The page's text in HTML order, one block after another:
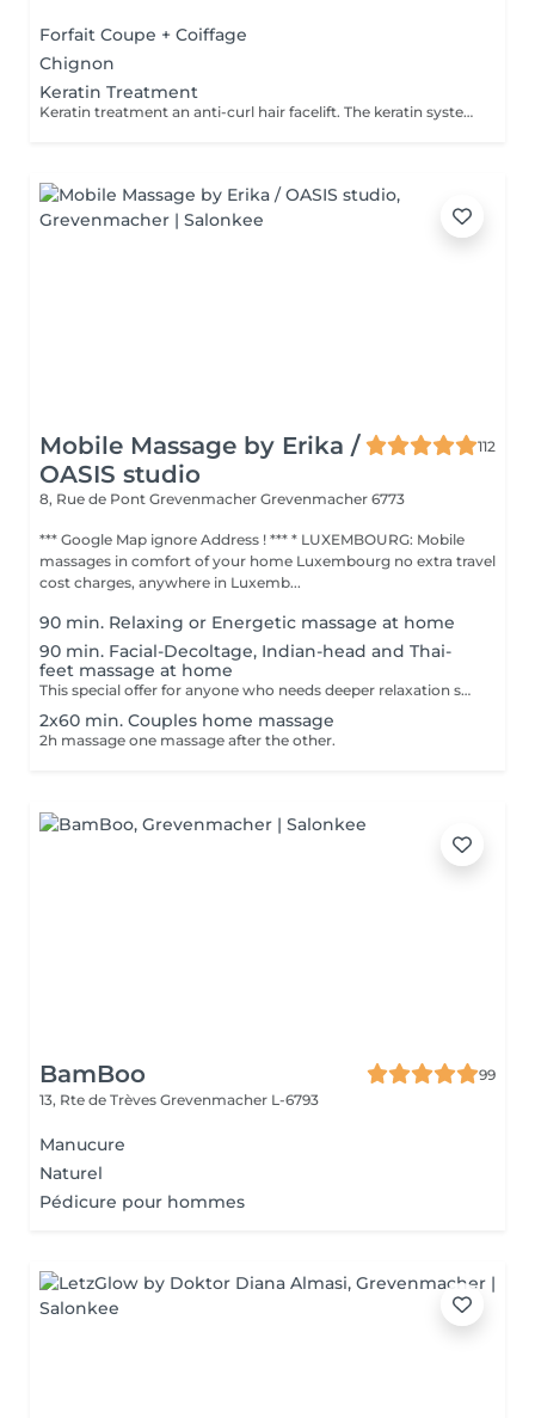
Forfait Coupe + Coiffage
Chignon
Keratin Treatment
Keratin treatment an anti-curl hair facelift. The keratin system regenerates very damaged hair, they feel the energy and feeling of a new hair, shiny and strongly recovered.
Mobile Massage by Erika /
OASIS studio
112
8, Rue de Pont Grevenmacher Grevenmacher 6773
*** Google Map ignore Address ! *** * LUXEMBOURG: Mobile
massages in comfort of your home Luxembourg no extra travel
cost charges, anywhere in Luxemb...
90 min. Relaxing or Energetic massage at home
90 min. Facial-Decoltage, Indian-head and Thai-
feet massage at home
This special offer for anyone who needs deeper relaxation session.
2x60 min. Couples home massage
2h massage one massage after the other.
BamBoo
99
13, Rte de Trèves Grevenmacher L-6793
Manucure
Naturel
Pédicure pour hommes